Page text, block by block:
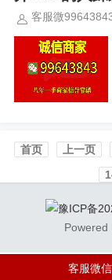
客服微
首页️ 上一页
Powered
客服微信